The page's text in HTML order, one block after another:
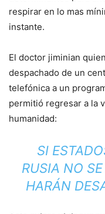
respirar en lo mas
instante.
El doctor jiminian
despachado de un
telefónica a un
permitió regresar a la
humanidad:
SI
RUSIA NO
HARÁN